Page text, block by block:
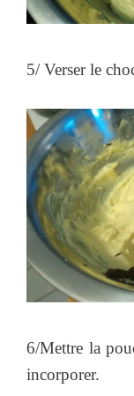
5/ Verser le
6/Mettre la
incorporer.